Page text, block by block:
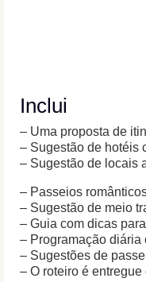
Inclui
– Uma proposta de
– Sugestão de hotéis
– Sugestão de locais
– Passeios
– Sugestão de meio
– Guia com dicas
– Programação diária
– Sugestões de
– O roteiro é